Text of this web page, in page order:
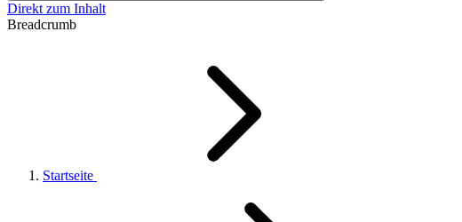
Direkt zum Inhalt
Breadcrumb
Startseite